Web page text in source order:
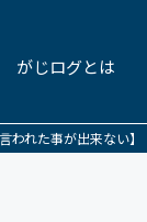
がじログとは
れた事が出来ない】